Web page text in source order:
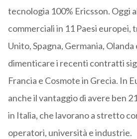
tecnologia 100% Ericsson. Oggi
commerciali in 11 Paesi europei,
Unito, Spagna, Germania, Olanda
dimenticare i recenti contratti
Francia e Cosmote in Grecia. In
anche il vantaggio di avere ben
in Italia, che lavorano a stretto
operatori, università e industrie.